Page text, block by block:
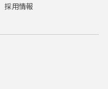
採用情報